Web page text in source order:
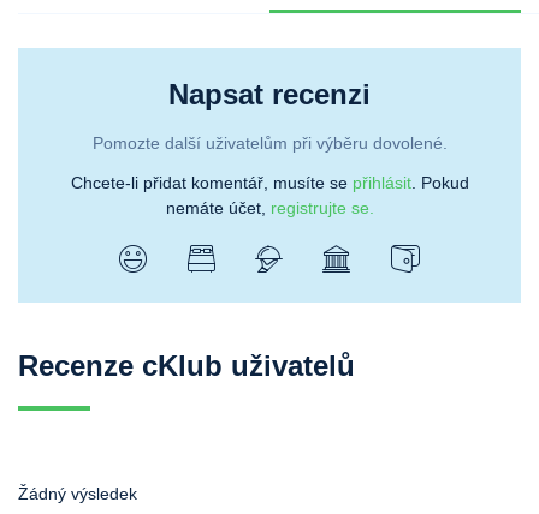
Napsat recenzi
Pomozte další uživatelům při výběru dovolené.
Chcete-li přidat komentář, musíte se přihlásit. Pokud
nemáte účet, registrujte se.
Recenze cKlub uživatelů
Žádný výsledek